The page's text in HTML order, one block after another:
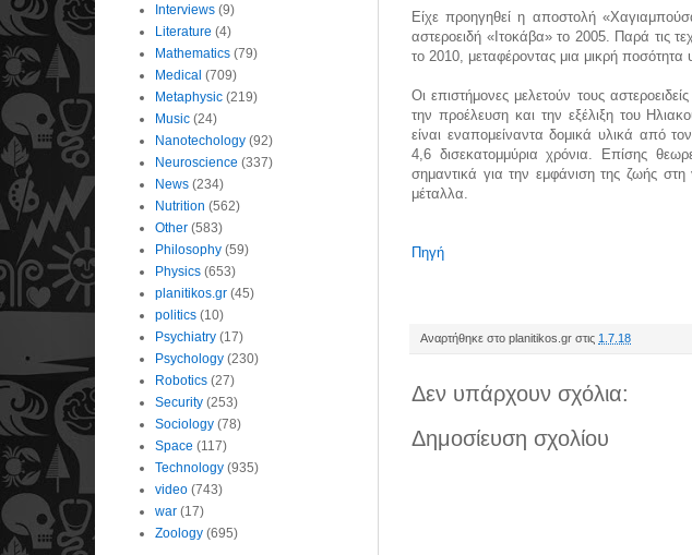
Είχε προηγηθεί η αποστολή
αστεροειδή «Ιτοκάβα» το 2005. Παρά τις
το 2010, μεταφέροντας μια μικρή ποσότητα
Οι επιστήμονες μελετούν τους
την προέλευση και την εξέλιξη του
είναι εναπομείναντα δομικά υλικά από
4,6 δισεκατομμύρια χρόνια. Επίσης
σημαντικά για την εμφάνιση της ζωής στη
μέταλλα.
Πηγή
Αναρτήθηκε στο planitikos.gr στις 1.7.18
Δεν υπάρχουν σχόλια:
Δημοσίευση σχολίου
Interviews (9)
Literature (4)
Mathematics (79)
Medical (709)
Metaphysic (219)
Music (24)
Nanotechology (92)
Neuroscience (337)
News (234)
Nutrition (562)
Other (583)
Philosophy (59)
Physics (653)
planitikos.gr (45)
politics (10)
Psychiatry (17)
Psychology (230)
Robotics (27)
Security (253)
Sociology (78)
Space (117)
Technology (935)
video (743)
war (17)
Zoology (695)